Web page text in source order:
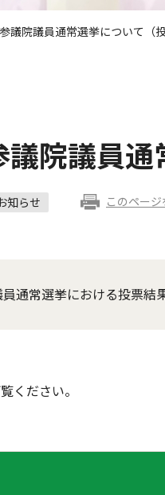
院議員通常選挙について（投
院議員通
知らせ このペー
通常選挙における投票結
ください。